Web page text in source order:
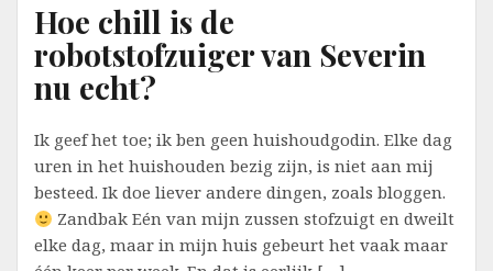
Hoe chill is de
robotstofzuiger van Severin
nu echt?
Ik geef het toe; ik ben geen huishoudgodin. Elke dag
uren in het huishouden bezig zijn, is niet aan mij
besteed. Ik doe liever andere dingen, zoals bloggen.
Zandbak Eén van mijn zussen stofzuigt en dweilt
elke dag, maar in mijn huis gebeurt het vaak maar